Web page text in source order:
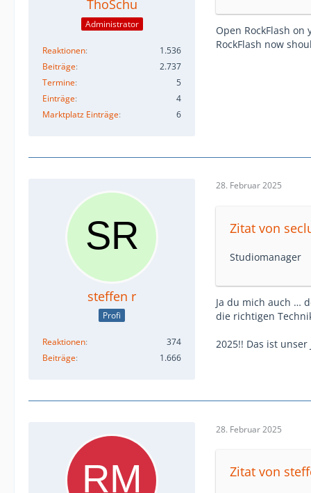
ThoSchu
Administrator
Reaktionen
1.536
Beiträge
2.737
Termine
5
Einträge
4
Marktplatz Einträge
6
Open RockFlash
RockFlash now
steffen r
Profi
Reaktionen
374
Beiträge
1.666
28. Februar 2025
Zitat von
Studiomanager
Ja du mich auch …
die richtigen
2025!! Das ist
28. Februar 2025
Zitat von